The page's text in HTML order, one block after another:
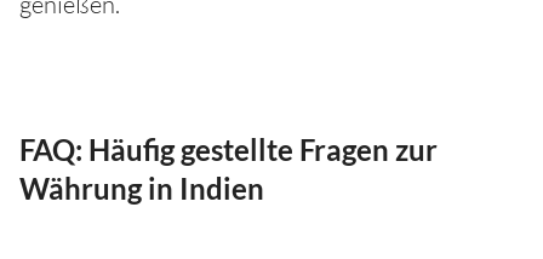
FAQ: Häufig gestellte Fragen zur
Währung in Indien